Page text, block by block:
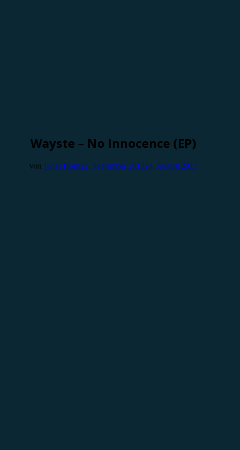
Wayste – No Innocence (EP)
von Jonas Horn22. September 201624. August 2017